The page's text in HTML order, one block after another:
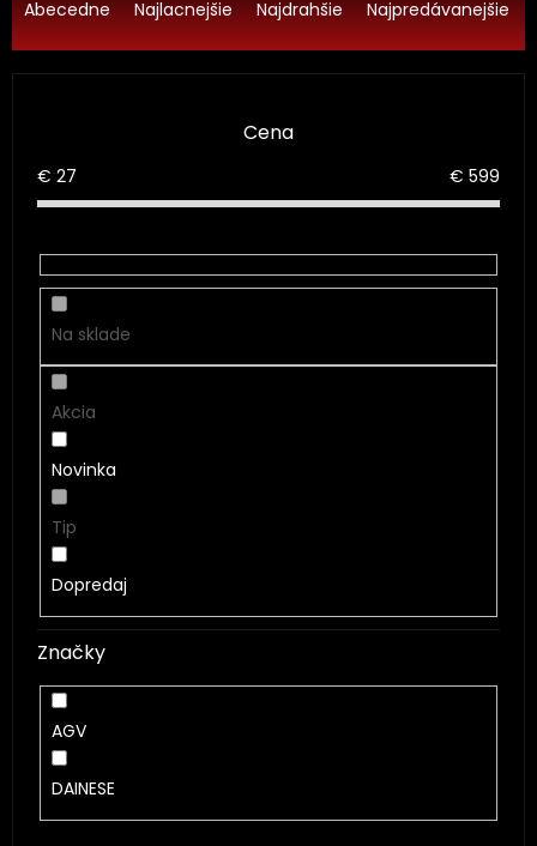
a
d
e
Abecedne Najlacnejšie Najdrahšie Najpredávanejšie
Cena
€ 27 € 599
Na sklade
Akcia
Novinka
Tip
Dopredaj
Značky
AGV
DAINESE